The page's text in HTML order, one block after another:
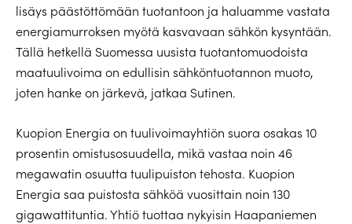
lisäys päästöttömään tuotantoon ja haluamme vastata
energiamurroksen myötä kasvavaan sähkön kysyntään.
Tällä hetkellä Suomessa uusista tuotantomuodoista
maatuulivoima on edullisin sähköntuotannon muoto,
joten hanke on järkevä, jatkaa Sutinen.
Kuopion Energia on tuulivoimayhtiön suora osakas 10
prosentin omistusosuudella, mikä vastaa noin 46
megawatin osuutta tuulipuiston tehosta. Kuopion
Energia saa puistosta sähköä vuosittain noin 130
gigawattituntia. Yhtiö tuottaa nykyisin Haapaniemen